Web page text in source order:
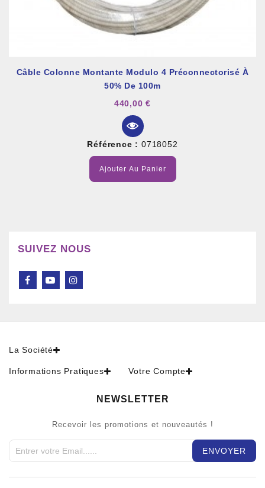
Câble Colonne Montante Modulo 4 Préconnectorisé À
50% De 100m
440,00 €
Référence : 0718052
Ajouter Au Panier
SUIVEZ NOUS
La Société
Informations Pratiques Votre Compte
NEWSLETTER
Recevoir les promotions et nouveautés !